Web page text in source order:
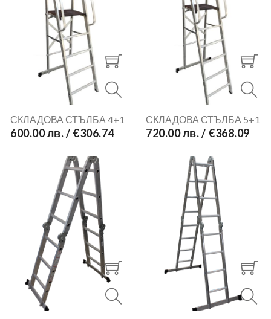
СКЛАДОВА СТЪЛБА 4+1
600.00 лв. / €306.74
СКЛАДОВА СТЪЛБА 5+1
720.00 лв. / €368.09